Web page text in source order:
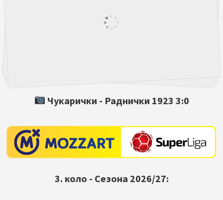
Чукарички - Раднички 1923 3:0
3. коло - Сезона 2026/27: